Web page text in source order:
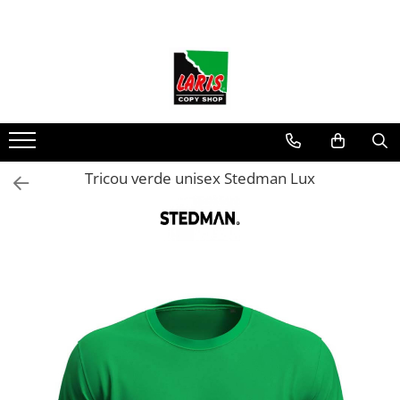
Instrumente de scris
Rollere & Finelinere
Rollere
Cartuse cu cerneala
Corectoare
Radiere
Tricou verde unisex Stedman Lux